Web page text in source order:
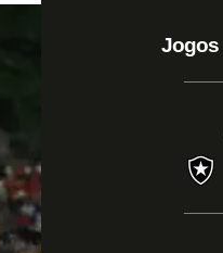
Jogos